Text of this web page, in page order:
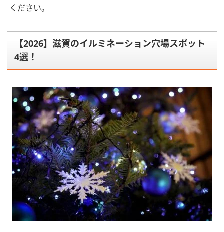
ください。
【2026】滋賀のイルミネーション穴場スポット
4選！